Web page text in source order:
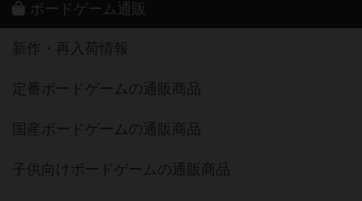
ボードゲーム通販
新作・再入荷情報
定番ボードゲームの通販商品
国産ボードゲームの通販商品
子供向けボードゲームの通販商品